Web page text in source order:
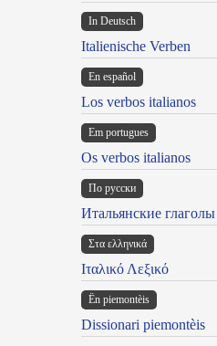
In Deutsch
Italienische Verben
En español
Los verbos italianos
Em portugues
Os verbos italianos
По русски
Итальянские глаголы
Στα ελληνικά
Ιταλικό Λεξικό
Ën piemontèis
Dissionari piemontèis